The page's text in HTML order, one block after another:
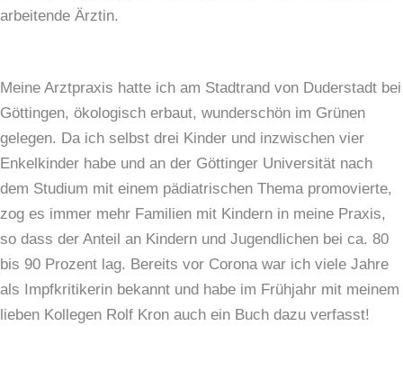
arbeitende Ärztin.
Meine Arztpraxis hatte ich am Stadtrand von Duderstadt bei
Göttingen, ökologisch erbaut, wunderschön im Grünen
gelegen. Da ich selbst drei Kinder und inzwischen vier
Enkelkinder habe und an der Göttinger Universität nach
dem Studium mit einem pädiatrischen Thema promovierte,
zog es immer mehr Familien mit Kindern in meine Praxis,
so dass der Anteil an Kindern und Jugendlichen bei ca. 80
bis 90 Prozent lag. Bereits vor Corona war ich viele Jahre
als Impfkritikerin bekannt und habe im Frühjahr mit meinem
lieben Kollegen Rolf Kron auch ein Buch dazu verfasst!